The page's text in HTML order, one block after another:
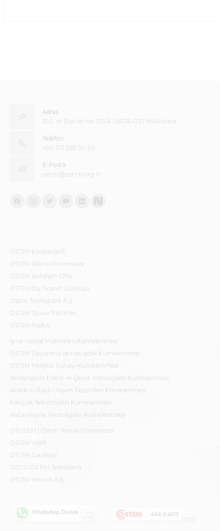
Adres
100. Yıl Bulvarı No:101/A 06374 OSTİM/Ankara
Telefon
+90 312 385 50 90
E-Posta
ostim@ostim.org.tr
OSTİM Kooperatifi
OSTİM Teknik Üniversitesi
OSTİM İstihdam Ofisi
OSTİM Dış Ticaret Günlüğü
Ostim Teknopark A.Ş.
OSTİM Spare Parts Inc.
OSTİM Radyo
İş ve İnşaat Makineleri Kümelenmesi
OSTİM Savunma ve Havacılık Kümelenmesi
OSTİM Medikal Sanayi Kümelenmesi
Yenilenebilir Enerji ve Çevre Teknolojileri Kümelenmesi
Anadolu Raylı Ulaşım Sistemleri Kümelenmesi
Kauçuk Teknolojileri Kümelenmesi
Haberleşme Teknolojileri Kümelenmesi
OTÜSEM | Ostim Teknik Üniversitesi
OSTİM Vakfı
OSTİM Gazetesi
ODTÜ OSTİM Teknokent
OSTİM Yatırım A.Ş.